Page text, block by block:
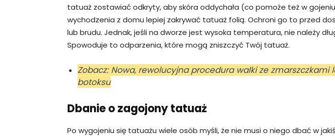
tatuaż zostawiać odkryty, aby skóra oddychała (co pomoże też w
wychodzenia z domu lepiej zakrywać tatuaż folią. Ochroni go to przed
lub brudu. Jednak, jeśli na dworze jest wysoka temperatura, nie należy
Spowoduje to odparzenia, które mogą zniszczyć Twój tatuaż.
Zobacz: Nowa, rewolucyjna procedura walki ze zmarszczkami
botoksu
Dbanie o zagojony tatuaż
Po wygojeniu się tatuażu wiele osób myśli, że nie musi o niego dbać w